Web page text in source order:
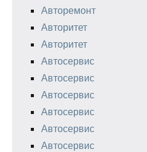
Авторемонт
Авторитет
Авторитет
Автосервис
Автосервис
Автосервис
Автосервис
Автосервис
Автосервис